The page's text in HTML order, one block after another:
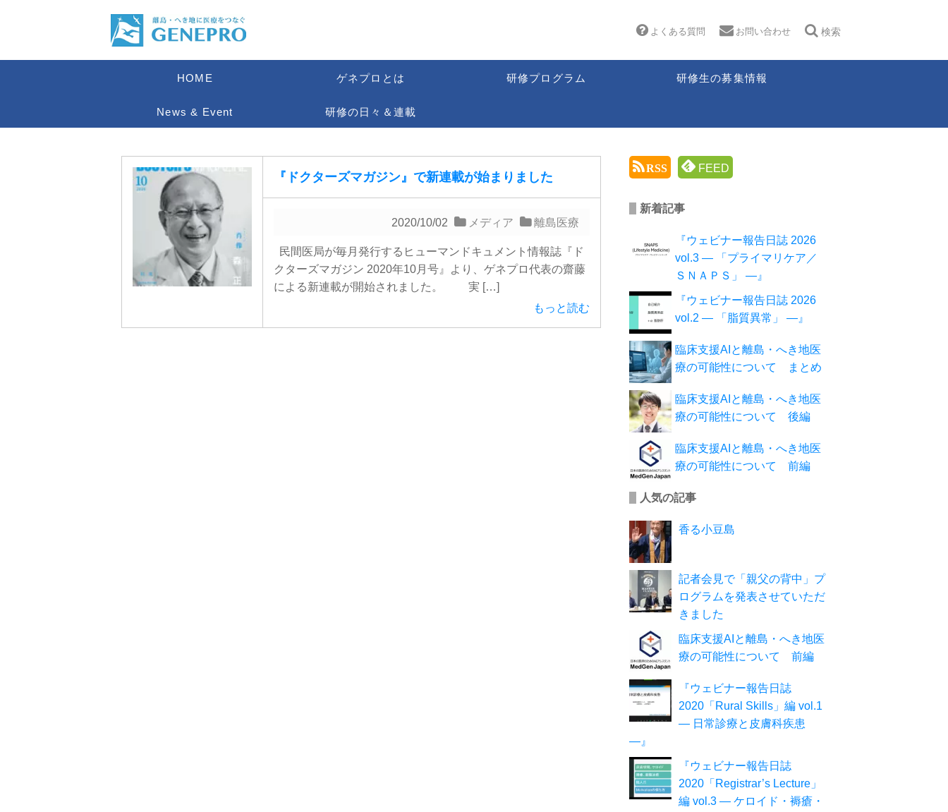
よくある質問 お問い合わせ 検索
HOME ゲネプロとは 研修プログラム 研修生の募集情報
News & Event 研修の日々＆連載
『ドクターズマガジン』で新連載が始まりました
2020/10/02 メディア 離島医療
民間医局が毎月発行するヒューマンドキュメント情報誌『ド
クターズマガジン 2020年10月号』より、ゲネプロ代表の齋藤
による新連載が開始されました。 実 […]
もっと読む
RSS FEED
新着記事
『ウェビナー報告日誌 2026
vol.3 ― 「プライマリケア／
ＳＮＡＰＳ」 ―』
『ウェビナー報告日誌 2026
vol.2 ― 「脂質異常」 ―』
臨床支援AIと離島・へき地医
療の可能性について まとめ
臨床支援AIと離島・へき地医
療の可能性について 後編
臨床支援AIと離島・へき地医
療の可能性について 前編
人気の記事
香る小豆島
記者会見で「親父の背中」プ
ログラムを発表させていただ
きました
臨床支援AIと離島・へき地医
療の可能性について 前編
『ウェビナー報告日誌
2020「Rural Skills」編 vol.1
― 日常診療と皮膚科疾患
―』
『ウェビナー報告日誌
2020「Registrar’s Lecture」
編 vol.3 ― ケロイド・褥瘡・